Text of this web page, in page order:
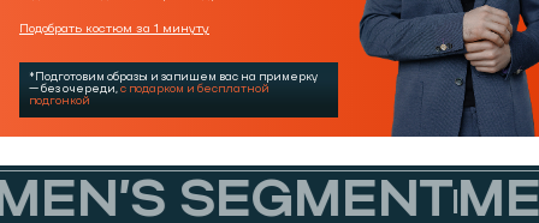
Подобрать костюм за 1 минуту
*Подготовим образы и запишем вас на примерку
— без очереди, с подарком и бесплатной
подгонкой
SEGMENT